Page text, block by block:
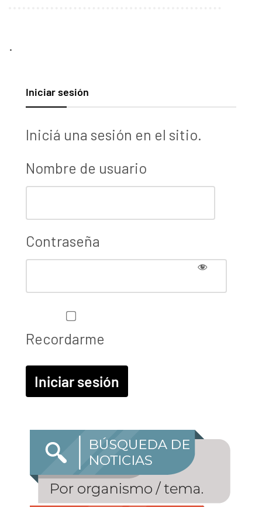
.
Iniciar sesión
Iniciá una sesión en el sitio.
Nombre de usuario
Contraseña
Recordarme